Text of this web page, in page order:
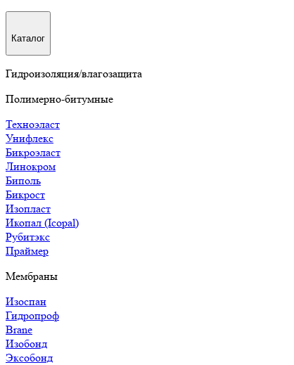
Каталог
Гидроизоляция/влагозащита
Полимерно-битумные
Техноэласт
Унифлекс
Бикроэласт
Линокром
Биполь
Бикрост
Изопласт
Икопал (Icopal)
Рубитэкс
Праймер
Мембраны
Изоспан
Гидропроф
Brane
Изобонд
Эксобонд